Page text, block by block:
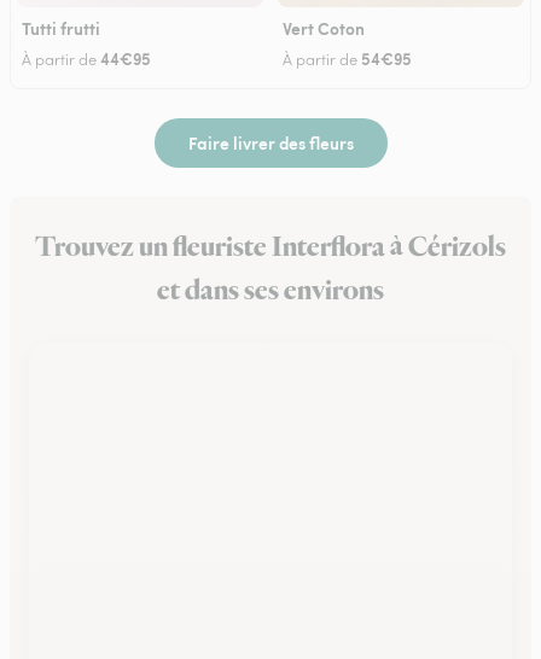
Tutti frutti
À partir de44€95
Vert Coton
À partir de 54€95
Faire livrer des fleurs
Trouvez un fleuriste Interflora à Cérizols
et dans ses environs